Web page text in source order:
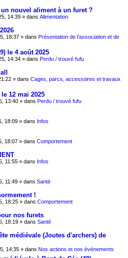
nouvel aliment à un furet ?
14:39 » dans Alimentation
18:37 » dans Présentation de l'association et de
le 4 août 2025
14:34 » dans Perdu / trouvé fufu
» dans Cages, parcs, accessoires et travaux
12 mai 2025
13:40 » dans Perdu / trouvé fufu
18:09 » dans Infos
18:07 » dans Comportement
11:55 » dans Infos
11:49 » dans Santé
!
18:25 » dans Comportement
nos furets
18:19 » dans Santé
médiévale (Joutes d'archers) de
14:35 » dans Nos actions et nos événements